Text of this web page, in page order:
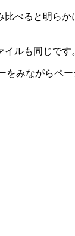
べると明らか
ルも同じです
をみながらペ